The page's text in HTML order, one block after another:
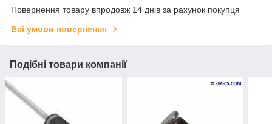
Повернення товару впродовж 14 днів за рахунок покупця
Всі умови повернення
Подібні товари компанії